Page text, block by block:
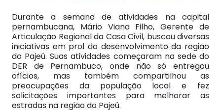
Durante a semana de atividades na capital
pernambucana, Mário Viana Filho, Gerente de
Articulação Regional da Casa Civil, buscou diversas
iniciativas em prol do desenvolvimento da região
do Pajeú. Suas atividades começaram na sede do
DER de Pernambuco, onde não só entregou
ofícios, mas também compartilhou as
preocupações da população local e fez
solicitações importantes para melhorar as
estradas na região do Pajeú.